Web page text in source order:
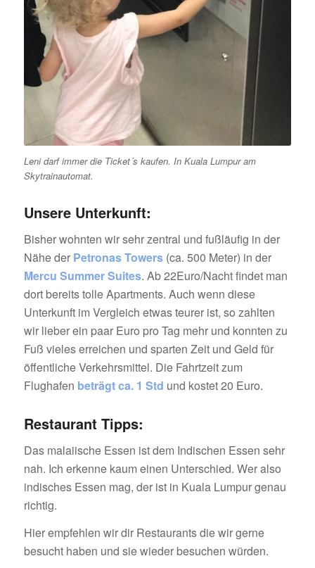
Leni darf immer die Ticket´s kaufen. In Kuala Lumpur am
Skytrainautomat.
Unsere Unterkunft:
Bisher wohnten wir sehr zentral und fußläufig in der
Nähe der Petronas Towers(ca. 500 Meter) in der
Mercu Summer Suites. Ab 22Euro/Nacht findet man
dort bereits tolle Apartments. Auch wenn diese
Unterkunft im Vergleich etwas teurer ist, so zahlten
wir lieber ein paar Euro pro Tag mehr und konnten zu
Fuß vieles erreichen und sparten Zeit und Geld für
öffentliche Verkehrsmittel. Die Fahrtzeit zum
Flughafen beträgt ca. 1 Std und kostet 20 Euro.
Restaurant Tipps:
Das malaiische Essen ist dem Indischen Essen sehr
nah. Ich erkenne kaum einen Unterschied. Wer also
indisches Essen mag, der ist in Kuala Lumpur genau
richtig.
Hier empfehlen wir dir Restaurants die wir gerne
besucht haben und sie wieder besuchen würden.